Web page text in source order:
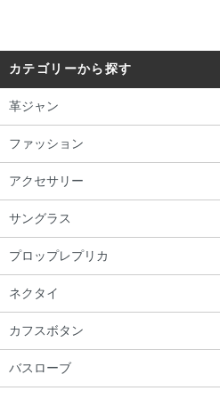
北海道 T・E様 「写真
カテゴリーから探す
革ジャン
ファッション
アクセサリー
サングラス
プロップレプリカ
ネクタイ
カフスボタン
バスローブ